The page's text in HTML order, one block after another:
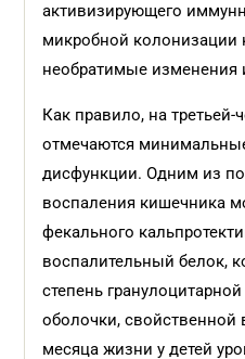
активизирующего
микробной
необратимые
Как правило, на третьей-
отмечаются
дисфункции. Одним из
воспаления кишечника
фекального
воспалительный белок,
степень
оболочки,
месяца жизни у детей